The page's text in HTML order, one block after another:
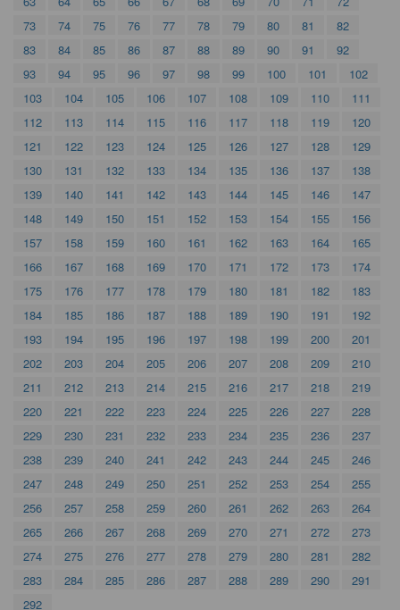
73
74 75 76 77 78 79 80 81
82
83
84 85 86 87 88 89 90 91
92
93
94 95 96 97 98 99 100 101
102
103
104 105 106 107 108 109 110
111
112
113 114 115 116 117 118 119
120
121
122 123 124 125 126 127 128
129
130
131 132 133 134 135 136 137
138
139
140 141 142 143 144 145 146
147
148
149 150 151 152 153 154 155
156
157
158 159 160 161 162 163 164
165
166
167 168 169 170 171 172 173
174
175
176 177 178 179 180 181 182
183
184
185 186 187 188 189 190 191
192
193
194 195 196 197 198 199 200
201
202
203 204 205 206 207 208 209
210
211
212 213 214 215 216 217 218
219
220
221 222 223 224 225 226 227
228
229
230 231 232 233 234 235 236
237
238
239 240 241 242 243 244 245
246
247
248 249 250 251 252 253 254
255
256
257 258 259 260 261 262 263
264
265
266 267 268 269 270 271 272
273
274
275 276 277 278 279 280 281
282
283
284 285 286 287 288 289 290
291
292